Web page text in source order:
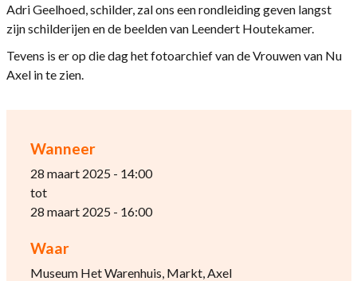
Wanneer
28 maart 2025 - 14:00
tot
28 maart 2025 - 16:00
Waar
Museum Het Warenhuis, Markt, Axel
Adri Geelhoed, schilder, zal ons een rondleiding geven langst
zijn schilderijen en de beelden van Leendert Houtekamer.
Tevens is er op die dag het fotoarchief van de Vrouwen van Nu
Axel in te zien.